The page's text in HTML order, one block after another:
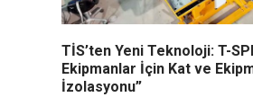
TİS’ten Yeni Teknoloji: T-
Ekipmanlar İçin Kat ve
İzolasyonu”